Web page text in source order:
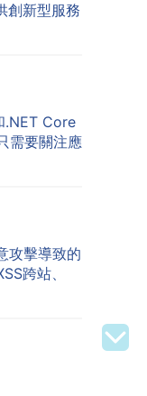
創新型服務
.NET Core
需要關注應
攻擊導致的
跨站、